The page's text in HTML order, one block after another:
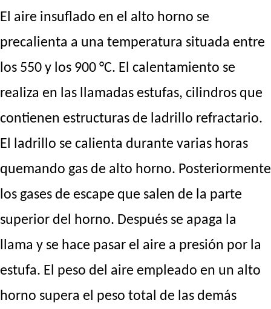
El aire insuflado en el alto horno se
precalienta a una temperatura situada entre
los 550 y los 900 °C. El calentamiento se
realiza en las llamadas estufas, cilindros que
contienen estructuras de ladrillo refractario.
El ladrillo se calienta durante varias horas
quemando gas de alto horno. Posteriormente
los gases de escape que salen de la parte
superior del horno. Después se apaga la
llama y se hace pasar el aire a presión por la
estufa. El peso del aire empleado en un alto
horno supera el peso total de las demás